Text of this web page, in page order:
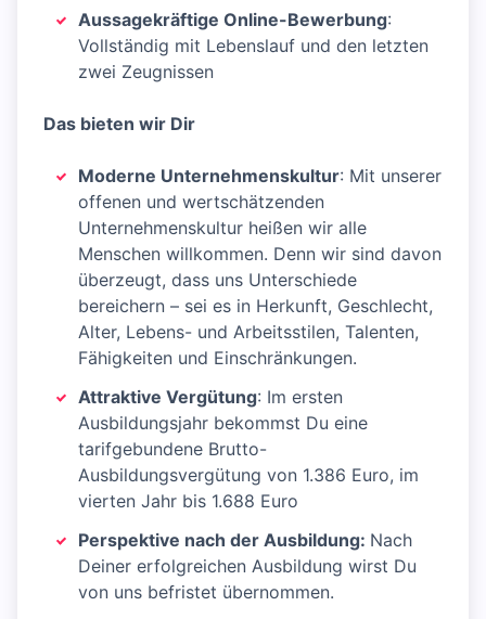
Aussagekräftige Online-Bewerbung:
Vollständig mit Lebenslauf und den letzten
zwei Zeugnissen
Das bieten wir Dir
Moderne Unternehmenskultur: Mit unserer
offenen und wertschätzenden
Unternehmenskultur heißen wir alle
Menschen willkommen. Denn wir sind davon
überzeugt, dass uns Unterschiede
bereichern – sei es in Herkunft, Geschlecht,
Alter, Lebens- und Arbeitsstilen, Talenten,
Fähigkeiten und Einschränkungen.
Attraktive Vergütung: Im ersten
Ausbildungsjahr bekommst Du eine
tarifgebundene Brutto-
Ausbildungsvergütung von 1.386 Euro, im
vierten Jahr bis 1.688 Euro
Perspektive nach der Ausbildung: Nach
Deiner erfolgreichen Ausbildung wirst Du
von uns befristet übernommen.